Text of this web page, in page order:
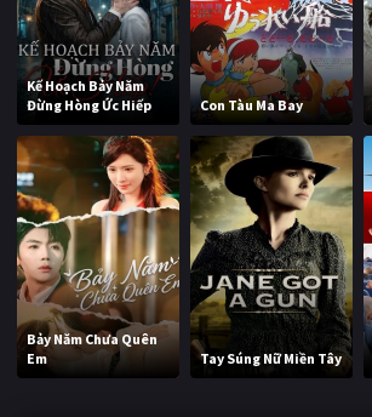
Kế Hoạch Bảy Năm
Đừng Hòng Ức Hiếp
Con Tàu Ma Bay
Bảy Năm Chưa Quên
Em
Tay Súng Nữ Miền Tây